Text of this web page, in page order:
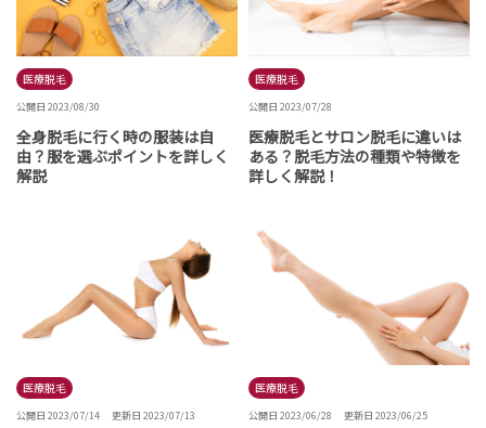
医療脱毛
公開日 2023/08/30
全身脱毛に行く時の服装は自
由？服を選ぶポイントを詳しく
解説
医療脱毛
公開日 2023/07/28
医療脱毛とサロン脱毛に違いは
ある？脱毛方法の種類や特徴を
詳しく解説！
医療脱毛
公開日 2023/07/14 更新日 2023/07/13
医療脱毛
公開日 2023/06/28 更新日 2023/06/25